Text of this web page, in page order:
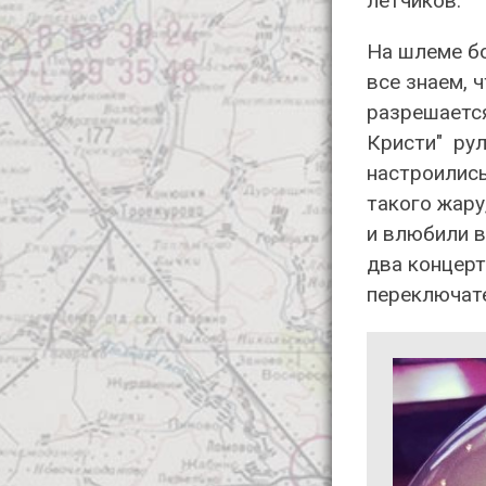
На шлеме
все знаем,
Кристи"
такого
и влюбили
два